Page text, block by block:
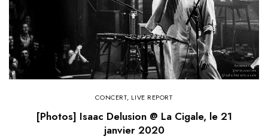
CONCERT, LIVE REPORT
[Photos] Isaac Delusion @ La Cigale, le 21
janvier 2020